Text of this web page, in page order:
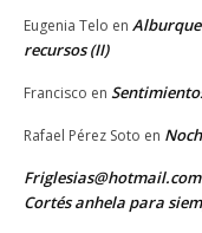
Eugenia Telo en
recursos (II)
Francisco en
Rafael Pérez Soto en
Friglesias@hotmail.com
Cortés anhela para